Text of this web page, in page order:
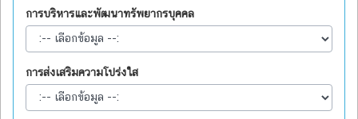
การบริหารและพัฒนาทรัพยากรบุคคล
การส่งเสริมความโปร่งใส